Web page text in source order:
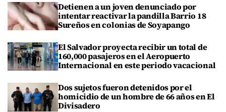
Detienen a un joven denunciado por
intentar reactivar la pandilla Barrio 18
Sureños en colonias de Soyapango
El Salvador proyecta recibir un total de
160,000 pasajeros en el Aeropuerto
Internacional en este periodo vacacional
Dos sujetos fueron detenidos por el
homicidio de un hombre de 66 años en El
Divisadero